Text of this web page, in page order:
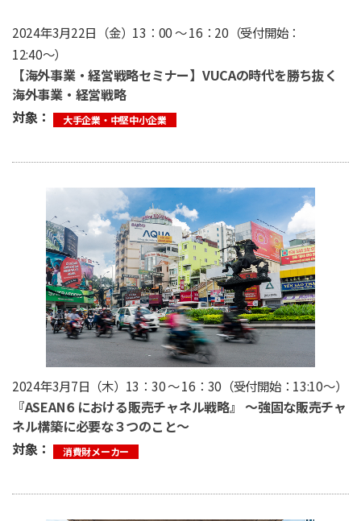
2024年3月22日（金）13：00 ～ 16：20（受付開始：
12:40〜）
【海外事業・経営戦略セミナー】VUCAの時代を勝ち抜く
海外事業・経営戦略
対象：
大手企業・中堅中小企業
2024年3月7日（木）13：30 ～ 16：30（受付開始：13:10〜）
『ASEAN６における販売チャネル戦略』 〜強固な販売チャ
ネル構築に必要な３つのこと〜
対象：
消費財メーカー